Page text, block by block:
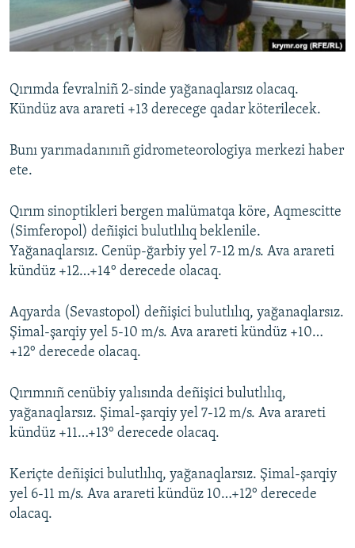
Русский
Українською
QOŞULIÑIZ!
RFE/RS bütün saytları
Qırımda fevralniñ 2-sinde yağanaqlarsız olacaq.
Kündüz ava arareti +13 derecege qadar köterilecek.
Bunı yarımadanınıñ gidrometeorologiya merkezi haber
ete.
Qırım sinoptikleri bergen malümatqa köre, Aqmescitte
(Simferopol) deñişici bulutlılıq beklenile.
Yağanaqlarsız. Cenüp-ğarbiy yel 7-12 m/s. Ava arareti
kündüz +12…+14° derecede olacaq.
Aqyarda (Sevastopol) deñişici bulutlılıq, yağanaqlarsız.
Şimal-şarqiy yel 5-10 m/s. Ava arareti kündüz +10…
+12° derecede olacaq.
Qırımnıñ cenübiy yalısında deñişici bulutlılıq,
yağanaqlarsız. Şimal-şarqiy yel 7-12 m/s. Ava arareti
kündüz +11…+13° derecede olacaq.
Keriçte deñişici bulutlılıq, yağanaqlarsız. Şimal-şarqiy
yel 6-11 m/s. Ava arareti kündüz 10…+12° derecede
olacaq.